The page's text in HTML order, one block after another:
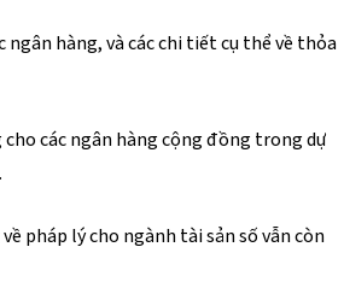
hàng, và các chi tiết cụ thể về thỏa
các ngân hàng cộng đồng trong dự
pháp lý cho ngành tài sản số vẫn còn